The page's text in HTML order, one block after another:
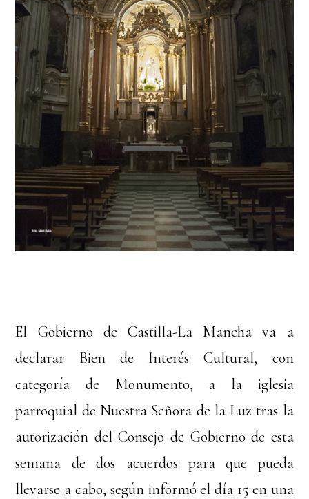
El Gobierno de Castilla-La Mancha va a
declarar Bien de Interés Cultural, con
categoría de Monumento, a la iglesia
parroquial de Nuestra Señora de la Luz tras la
autorización del Consejo de Gobierno de esta
semana de dos acuerdos para que pueda
llevarse a cabo, según informó el día 15 en una